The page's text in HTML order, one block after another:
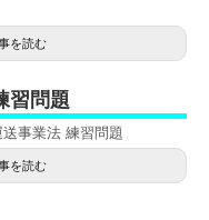
を読む
習問題
事業法 練習問題
を読む